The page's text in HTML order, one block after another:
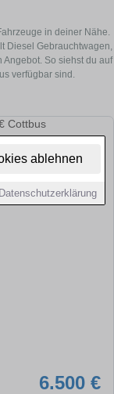
ablehnen
Datenschutzerklärung
in deiner Nähe.
Diesel Gebrauchtwagen,
So siehst du auf
verfügbar sind.
6.500 €